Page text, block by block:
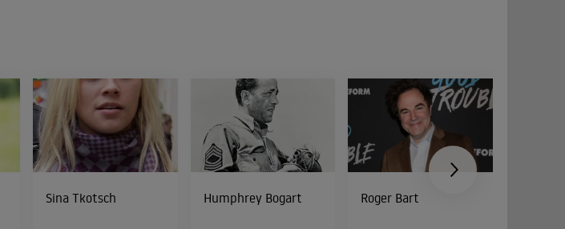
Sina Tkotsch Humphrey Bogart Roger Bart